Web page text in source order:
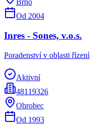
Brno
Od 2004
Inres - Sones, v.o.s.
Poradenství v oblasti řízení
Aktivní
48119326
Ohrobec
Od 1993